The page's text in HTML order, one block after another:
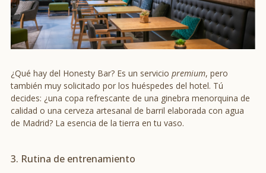
¿Qué hay del Honesty Bar? Es un servicio premium, pero
también muy solicitado por los huéspedes del hotel. Tú
decides: ¿una copa refrescante de una ginebra menorquina de
calidad o una cerveza artesanal de barril elaborada con agua
de Madrid? La esencia de la tierra en tu vaso.
3. Rutina de entrenamiento